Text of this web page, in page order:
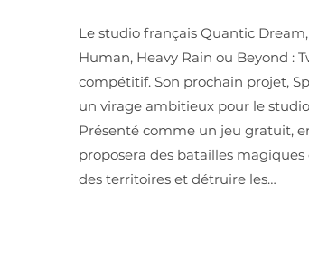
Le studio français Quantic
Human, Heavy Rain ou Beyond :
compétitif. Son prochain projet,
un virage ambitieux pour le
Présenté comme un jeu gratuit,
proposera des batailles
des territoires et détruire les…